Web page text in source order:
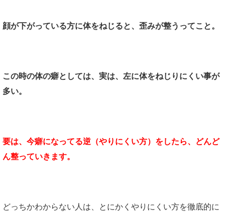
顔が下がっている方に体をねじると、歪みが整うってこと。
この時の体の癖としては、実は、左に体をねじりにくい事が
多い。
要は、今癖になってる逆（やりにくい方）をしたら、どんど
ん整っていきます。
どっちかわからない人は、とにかくやりにくい方を徹底的に